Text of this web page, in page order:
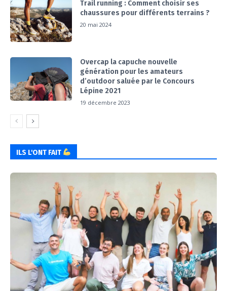
Trail running : Comment choisir ses
chaussures pour différents terrains ?
20 mai 2024
Overcap la capuche nouvelle
génération pour les amateurs
d’outdoor saluée par le Concours
Lépine 2021
19 décembre 2023
ILS L'ONT FAIT